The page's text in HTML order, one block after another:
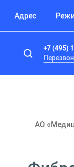
Адрес
+7 (495)
АО